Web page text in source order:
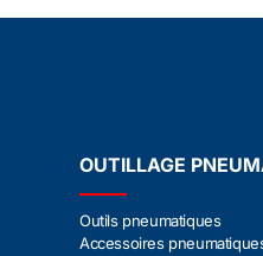
OUTILLAGE
Outils pneumatiques
Accessoires